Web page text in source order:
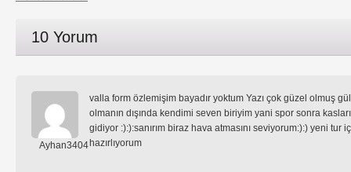
10 Yorum
valla form özlemişim bayadır yoktum Yazı çok güzel olmuş
olmanın dışında kendimi seven biriyim yani spor sonra
gidiyor :):):sanırım biraz hava atmasını seviyorum:):) yeni
hazırlıyorum
Ayhan3404